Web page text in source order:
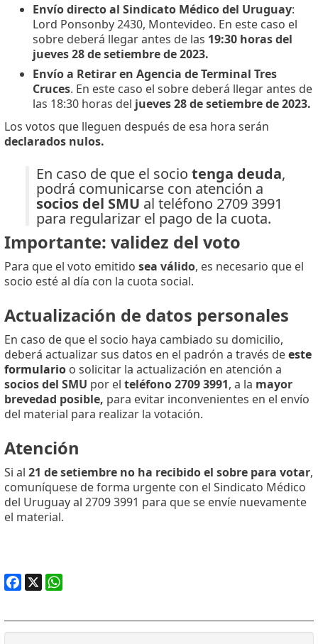
Envío directo al Sindicato Médico del Uruguay:
Lord Ponsonby 2430, Montevideo. En este caso el
sobre deberá llegar antes de las 19:30 horas del
jueves 28 de setiembre de 2023.
Envío a Retirar en Agencia de Terminal Tres
Cruces. En este caso el sobre deberá llegar antes de
las 18:30 horas del jueves 28 de setiembre de 2023.
Los votos que lleguen después de esa hora serán
declarados nulos.
En caso de que el socio tenga deuda,
podrá comunicarse con atención a
socios del SMU al teléfono 2709 3991
para regularizar el pago de la cuota.
Importante: validez del voto
Para que el voto emitido sea válido, es necesario que el
socio esté al día con la cuota social.
Actualización de datos personales
En caso de que el socio haya cambiado su domicilio,
deberá actualizar sus datos en el padrón a través deeste
formulario o solicitar la actualización en atención a
socios del SMU por el teléfono 2709 3991, a la mayor
brevedad posible, para evitar inconvenientes en el envío
del material para realizar la votación.
Atención
Si al 21 de setiembre no ha recibido el sobre para votar,
comuníquese de forma urgente con el Sindicato Médico
del Uruguay al 2709 3991 para que se envíe nuevamente
el material.